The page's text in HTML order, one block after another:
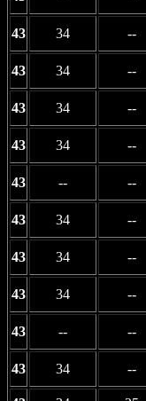
43 34 --
43 34 --
43 34 --
43 34 --
43 -- --
43 34 --
43 34 --
43 34 --
43 -- --
43 34 --